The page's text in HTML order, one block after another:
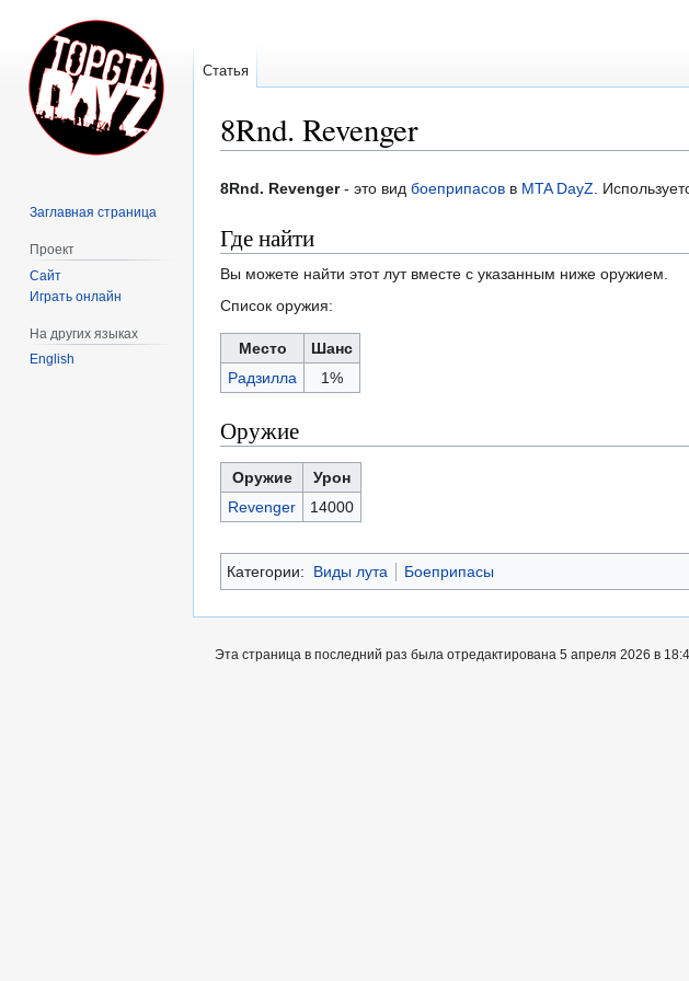
8Rnd. Revenger
Перейти
навигации
Перейти
поиску
8Rnd. Revenger- это вид боеприпасов в MTA DayZ.
Где найти
Вы можете найти этот лут вместе с указанным ниже оружием.
Список оружия:
Место
Шанс
Радзилла
1%
Оружие
Оружие
Урон
Revenger
14000
Категории: Виды лута Боеприпасы
Статья
Заглавная страница
Проект
Сайт
Играть онлайн
На других языках
English
Эта страница в последний раз была отредактирована 5 апреля 2026 в